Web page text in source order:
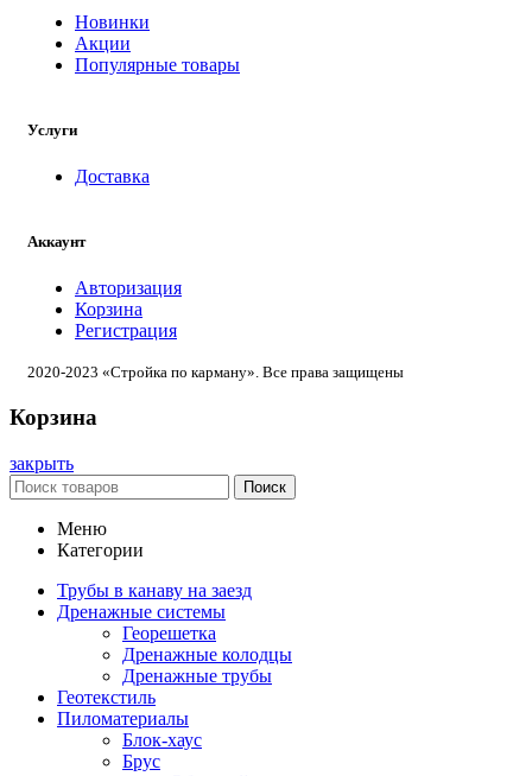
Новинки
Акции
Популярные товары
Услуги
Доставка
Аккаунт
Авторизация
Корзина
Регистрация
2020-2023 «Стройка по карману». Все права защищены
Корзина
закрыть
Поиск
Меню
Категории
Трубы в канаву на заезд
Дренажные системы
Георешетка
Дренажные колодцы
Дренажные трубы
Геотекстиль
Пиломатериалы
Блок-хаус
Брус